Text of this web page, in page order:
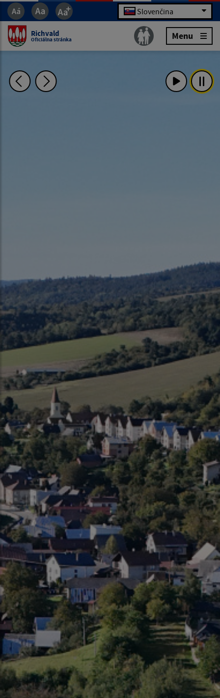
Slovenčina
Richvald
Oficiálna stránka Menu